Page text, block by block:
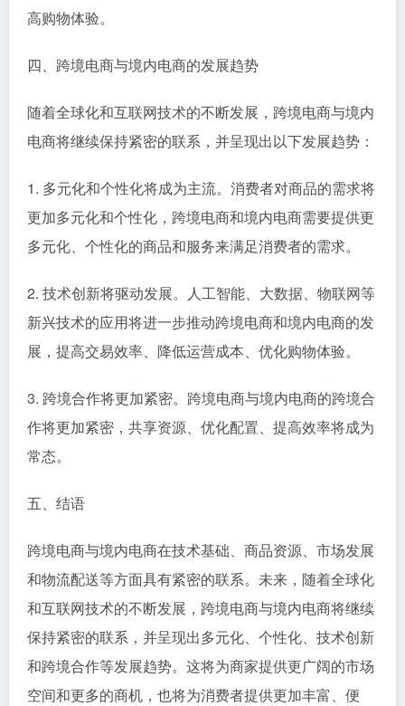
高购物体验。
四、跨境电商与境内电商的发展趋势
随着全球化和互联网技术的不断发展，跨境电商与境内
电商将继续保持紧密的联系，并呈现出以下发展趋势：
1. 多元化和个性化将成为主流。消费者对商品的需求将
更加多元化和个性化，跨境电商和境内电商需要提供更
多元化、个性化的商品和服务来满足消费者的需求。
2. 技术创新将驱动发展。人工智能、大数据、物联网等
新兴技术的应用将进一步推动跨境电商和境内电商的发
展，提高交易效率、降低运营成本、优化购物体验。
3. 跨境合作将更加紧密。跨境电商与境内电商的跨境合
作将更加紧密，共享资源、优化配置、提高效率将成为
常态。
五、结语
跨境电商与境内电商在技术基础、商品资源、市场发展
和物流配送等方面具有紧密的联系。未来，随着全球化
和互联网技术的不断发展，跨境电商与境内电商将继续
保持紧密的联系，并呈现出多元化、个性化、技术创新
和跨境合作等发展趋势。这将为商家提供更广阔的市场
空间和更多的商机，也将为消费者提供更加丰富、便